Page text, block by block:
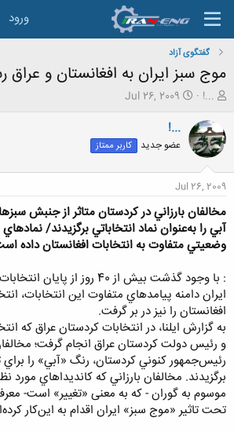
ورود
گفتگوی آزاد
موج سبز ايران به افغانستان و عراق
ش
و
ع
ک
ه
و
ض
ع
!...
ت
خ
ر
و
ع
Jul 26, 2009
!...
عضو جدید کاربر ممتاز
Jul 26, 2009
مخالفان بارزاني در كردستان متاثر از جنبش
آبي را به‌عنوان نماد انتخاباتي برگزيدند/
وضعيتي متفاوت به انتخابات افغانستان داده
: با وجود گذشت بيش از 40 روز
ايران دامنه پيامدهاي متفاوت اين انتخابات،
افغانستان را نيز در بر گرفت.
و رئیس دولت کردستان عراق انجام گرفت؛
رئيس‌جمهور كنوني كردستان، رنگ «آبي» را براي
برگزيدند. مخالفان بارزاني كه كانديداهاي
موسوم به گوران - که به معنی «تغییر» است-
تحت تاثير «موج سبز» ايران اقدام به اين‌كار